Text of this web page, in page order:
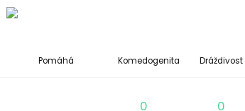
Pomáhá Komedogenita Dráždivost
0 0